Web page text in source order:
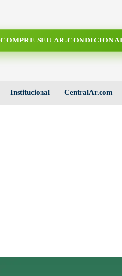
COMPRE SEU AR-
Institucional CentralAr.com